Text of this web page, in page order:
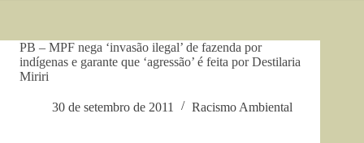
PB – MPF nega ‘invasão ilegal’ de fazenda por
indígenas e garante que ‘agressão’ é feita por Destilaria
Miriri
30 de setembro de 2011 Racismo Ambiental